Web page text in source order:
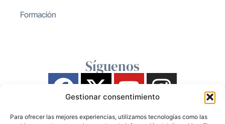
Gestionar consentimiento
Para ofrecer las mejores experiencias, utilizamos tecnologías como las
Formación
Síguenos